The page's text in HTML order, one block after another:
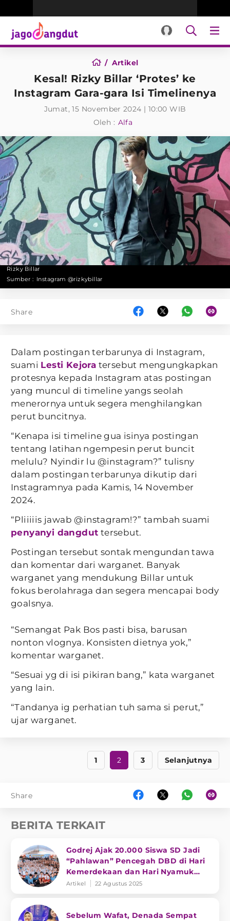
Artikel
Kesal! Rizky Billar ‘Protes’ ke
Instagram Gara-gara Isi Timelinenya
Jumat, 15 November 2024 | 10:00 WIB
Oleh : Alfa
Rizky Billar
Sumber : Instagram @rizkybillar
Share
Dalam postingan terbarunya di Instagram,
suami Lesti Kejora tersebut mengungkapkan
protesnya kepada Instagram atas postingan
yang muncul di timeline yangs seolah
menerornya untuk segera menghilangkan
perut buncitnya.
“Kenapa isi timeline gua isinya postingan
tentang latihan ngempesin perut buncit
melulu? Nyindir lu @instagram?” tulisny
dalam postingan terbarunya dikutip dari
Instagramnya pada Kamis, 14 November
2024.
“Pliiiiis jawab @instagram!?” tambah suami
penyanyi dangdut tersebut.
Postingan tersebut sontak mengundan tawa
dan komentar dari warganet. Banyak
warganet yang mendukung Billar untuk
fokus berolahraga dan segera mencapai body
goalsnya.
“Semangat Pak Bos pasti bisa, barusan
nonton vlognya. Konsisten dietnya yok,”
komentar warganet.
“Sesuai yg di isi pikiran bang,” kata warganet
yang lain.
“Tandanya ig perhatian tuh sama si perut,”
ujar warganet.
1 2 3 Selanjutnya
Share
BERITA TERKAIT
Godrej Ajak 20.000 Siswa SD Jadi
“Pahlawan” Pencegah DBD di Hari
Kemerdekaan dan Hari Nyamuk
Sedunia
Artikel 22 Agustus 2025
Sebelum Wafat, Denada Sempat